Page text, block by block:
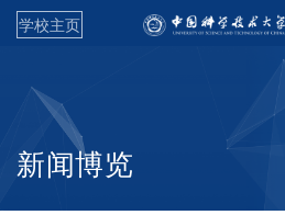
学校主页
新闻博览